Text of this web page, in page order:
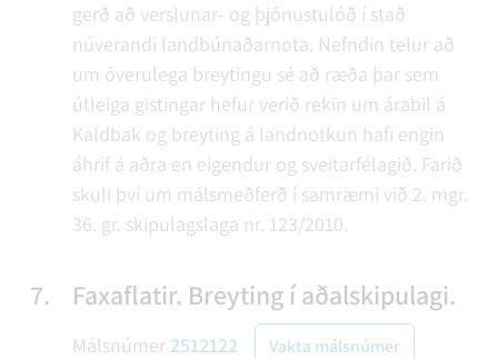
gerð að verslunar- og þjónustulóð í stað
núverandi landbúnaðarnota. Nefndin telur að
um óverulega breytingu sé að ræða þar sem
útleiga gistingar hefur verið rekin um árabil á
Kaldbak og breyting á landnotkun hafi engin
áhrif á aðra en eigendur og sveitarfélagið. Farið
skuli því um málsmeðferð í samræmi við 2. mgr.
36. gr. skipulagslaga nr. 123/2010.
7. Faxaflatir. Breyting í aðalskipulagi.
Málsnúmer 2512122 Vakta málsnúmer